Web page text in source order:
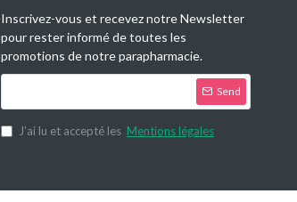
Inscrivez-vous et recevez notre Newsletter
pour rester informé de toutes les
promotions de notre parapharmacie.
Send
J’ai lu et accepté les Mentions légales